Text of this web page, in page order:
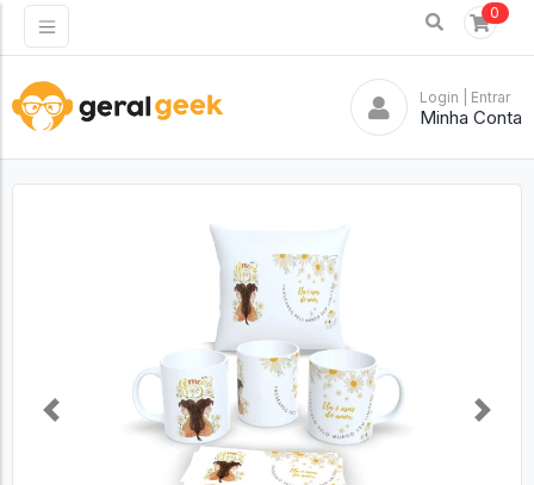
0
Login | Entrar
Minha Conta
Previous Next